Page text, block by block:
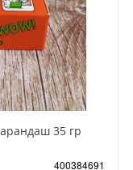
35 гр
400384691